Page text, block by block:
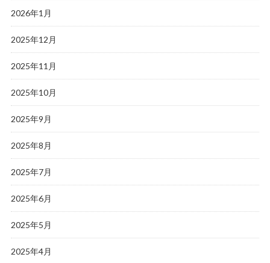
2026年1月
2025年12月
2025年11月
2025年10月
2025年9月
2025年8月
2025年7月
2025年6月
2025年5月
2025年4月